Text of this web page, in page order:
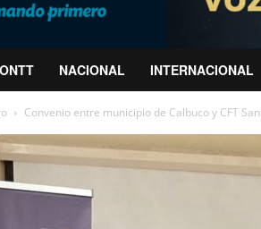
NACIONAL INTERNACIONAL
Convenio entre municipio de Calbuco y CFT